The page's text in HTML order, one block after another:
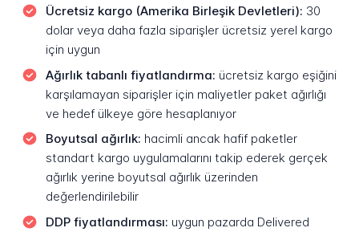
Ücretsiz kargo (Amerika Birleşik Devletleri): 30
dolar veya daha fazla siparişler ücretsiz yerel kargo
için uygun
Ağırlık tabanlı fiyatlandırma: ücretsiz kargo eşiğini
karşılamayan siparişler için maliyetler paket ağırlığı
ve hedef ülkeye göre hesaplanıyor
Boyutsal ağırlık: hacimli ancak hafif paketler
standart kargo uygulamalarını takip ederek gerçek
ağırlık yerine boyutsal ağırlık üzerinden
değerlendirilebilir
DDP fiyatlandırması: uygun pazarda Delivered